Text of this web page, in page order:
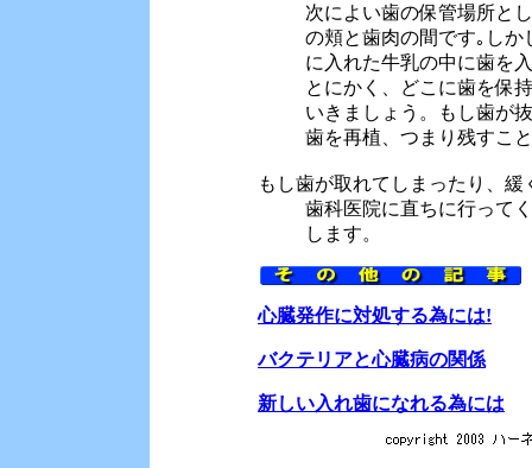
次によい歯の保管場所と
の頬と歯肉の間です｡し
に入れた牛乳の中に歯を
とにかく、どこに歯を保
いきましょう。もし歯が
歯を再植、つまり残すこ
もし歯が取れてしまったり、
歯科医院に直ちに行って
します。
心臓発作に対処する為には!
バクテリアと心臓病の関係
新しい入れ歯になれる為には